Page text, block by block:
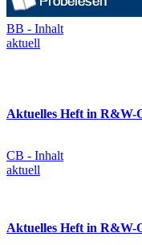
BB - Inhalt
aktuell
Aktuelles Heft in R&W-
CB - Inhalt
aktuell
Aktuelles Heft in R&W-